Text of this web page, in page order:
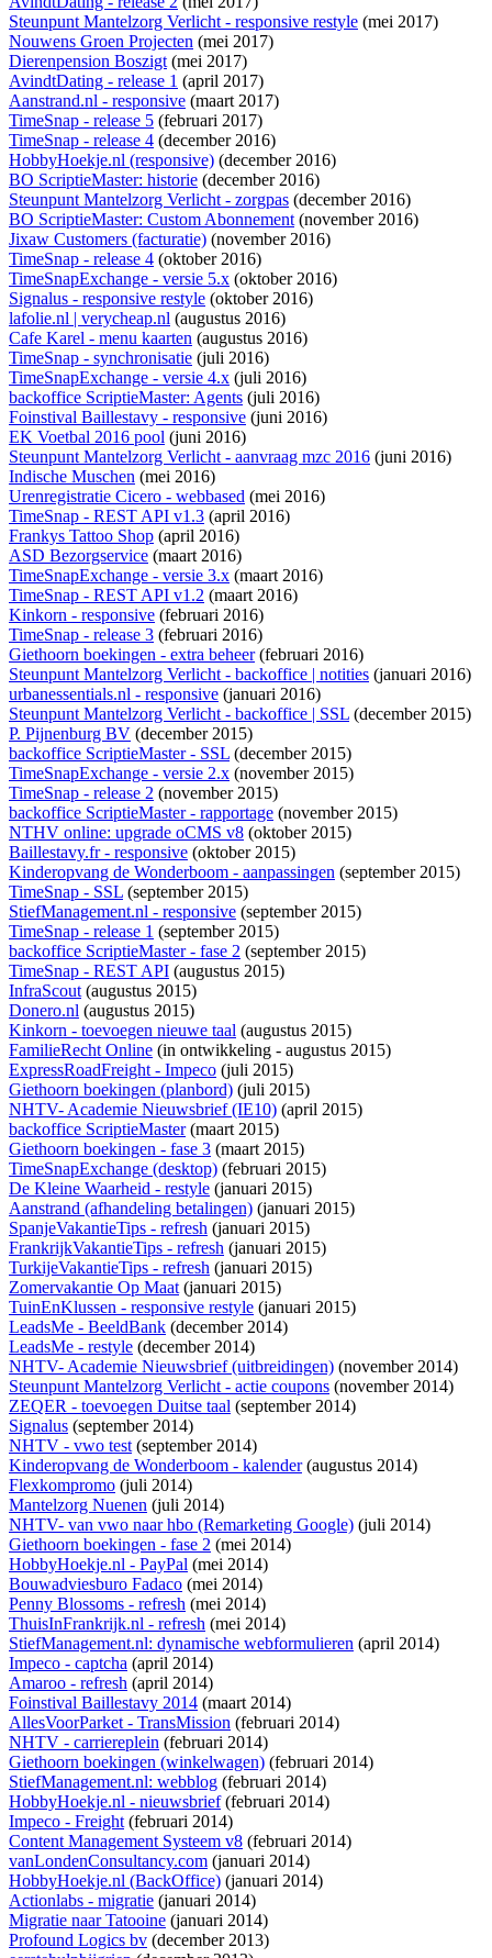
Steunpunt Mantelzorg Verlicht - responsive restyle (mei 2017)
Nouwens Groen Projecten (mei 2017)
Dierenpension Boszigt(mei 2017)
AvindtDating - release 1 (april 2017)
Aanstrand.nl - responsive (maart 2017)
TimeSnap - release 5 (februari 2017)
TimeSnap - release 4 (december 2016)
HobbyHoekje.nl (responsive) (december 2016)
BO ScriptieMaster: historie (december 2016)
Steunpunt Mantelzorg Verlicht - zorgpas (december 2016)
BO ScriptieMaster: Custom Abonnement(november 2016)
Jixaw Customers (facturatie) (november 2016)
TimeSnap - release 4 (oktober 2016)
TimeSnapExchange - versie 5.x (oktober 2016)
Signalus - responsive restyle (oktober 2016)
lafolie.nl | verycheap.nl (augustus 2016)
Cafe Karel - menu kaarten (augustus 2016)
TimeSnap - synchronisatie (juli 2016)
TimeSnapExchange - versie 4.x (juli 2016)
backoffice ScriptieMaster: Agents (juli 2016)
Foinstival Baillestavy - responsive (juni 2016)
EK Voetbal 2016 pool (juni 2016)
Steunpunt Mantelzorg Verlicht - aanvraag mzc 2016 (juni 2016)
Indische Muschen (mei 2016)
Urenregistratie Cicero - webbased (mei 2016)
TimeSnap - REST API v1.3 (april 2016)
Frankys Tattoo Shop (april 2016)
ASD Bezorgservice (maart 2016)
TimeSnapExchange - versie 3.x (maart 2016)
TimeSnap - REST API v1.2 (maart 2016)
Kinkorn - responsive (februari 2016)
TimeSnap - release 3 (februari 2016)
Giethoorn boekingen - extra beheer(februari 2016)
Steunpunt Mantelzorg Verlicht - backoffice | notities (januari 2016)
urbanessentials.nl - responsive (januari 2016)
Steunpunt Mantelzorg Verlicht - backoffice | SSL (december 2015)
P. Pijnenburg BV (december 2015)
backoffice ScriptieMaster - SSL (december 2015)
TimeSnapExchange - versie 2.x (november 2015)
TimeSnap - release 2 (november 2015)
backoffice ScriptieMaster - rapportage (november 2015)
NTHV online: upgrade oCMS v8 (oktober 2015)
Baillestavy.fr - responsive (oktober 2015)
Kinderopvang de Wonderboom - aanpassingen (september 2015)
TimeSnap - SSL (september 2015)
StiefManagement.nl - responsive (september 2015)
TimeSnap - release 1 (september 2015)
backoffice ScriptieMaster - fase 2 (september 2015)
TimeSnap - REST API (augustus 2015)
InfraScout(augustus 2015)
Donero.nl (augustus 2015)
Kinkorn - toevoegen nieuwe taal (augustus 2015)
FamilieRecht Online (in ontwikkeling - augustus 2015)
ExpressRoadFreight - Impeco (juli 2015)
Giethoorn boekingen (planbord) (juli 2015)
NHTV- Academie Nieuwsbrief (IE10) (april 2015)
backoffice ScriptieMaster(maart 2015)
Giethoorn boekingen - fase 3 (maart 2015)
TimeSnapExchange (desktop) (februari 2015)
De Kleine Waarheid - restyle (januari 2015)
Aanstrand (afhandeling betalingen) (januari 2015)
SpanjeVakantieTips - refresh (januari 2015)
FrankrijkVakantieTips - refresh (januari 2015)
TurkijeVakantieTips - refresh (januari 2015)
Zomervakantie Op Maat(januari 2015)
TuinEnKlussen - responsive restyle (januari 2015)
LeadsMe - BeeldBank (december 2014)
LeadsMe - restyle (december 2014)
NHTV- Academie Nieuwsbrief (uitbreidingen) (november 2014)
Steunpunt Mantelzorg Verlicht - actie coupons (november 2014)
ZEQER - toevoegen Duitse taal (september 2014)
Signalus (september 2014)
NHTV - vwo test(september 2014)
Kinderopvang de Wonderboom - kalender(augustus 2014)
Flexkompromo (juli 2014)
Mantelzorg Nuenen (juli 2014)
NHTV- van vwo naar hbo (Remarketing Google) (juli 2014)
Giethoorn boekingen - fase 2 (mei 2014)
HobbyHoekje.nl - PayPal (mei 2014)
Bouwadviesburo Fadaco (mei 2014)
Penny Blossoms - refresh (mei 2014)
ThuisInFrankrijk.nl - refresh (mei 2014)
StiefManagement.nl: dynamische webformulieren (april 2014)
Impeco - captcha (april 2014)
Amaroo - refresh (april 2014)
Foinstival Baillestavy 2014 (maart 2014)
AllesVoorParket - TransMission (februari 2014)
NHTV - carriereplein (februari 2014)
Giethoorn boekingen (winkelwagen) (februari 2014)
StiefManagement.nl: webblog (februari 2014)
HobbyHoekje.nl - nieuwsbrief(februari 2014)
Impeco - Freight(februari 2014)
Content Management Systeem v8 (februari 2014)
vanLondenConsultancy.com (januari 2014)
HobbyHoekje.nl (BackOffice) (januari 2014)
Actionlabs - migratie (januari 2014)
Migratie naar Tatooine (januari 2014)
Profound Logics bv (december 2013)